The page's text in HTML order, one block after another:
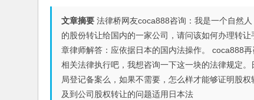
文章摘要 法律桥网友coca888咨询：我是一个自然
的股份转让给国内的一家公司，请问该如何办理转
章律师解答：应依据日本的国内法操作。 coca888
相关法律执行吧，我想咨询一下这一块的法律规定
局登记备案么，如果不需要，怎么样才能够证明股
及到公司股权转让的问题适用日本法